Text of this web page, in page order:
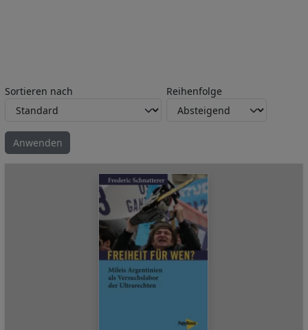
Sortieren nach Reihenfolge